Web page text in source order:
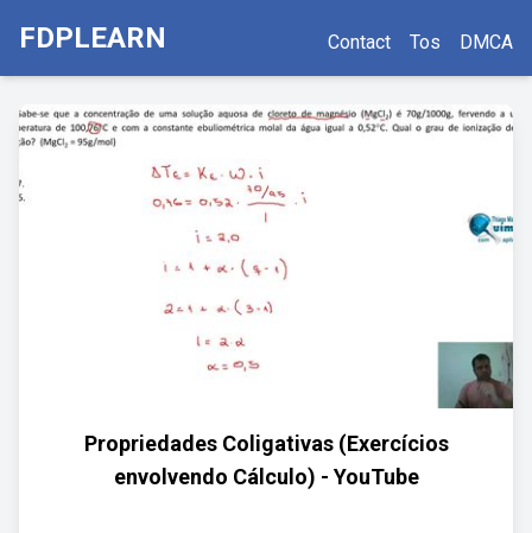
FDPLEARN Contact Tos DMCA
Propriedades Coligativas (Exercícios
envolvendo Cálculo) - YouTube